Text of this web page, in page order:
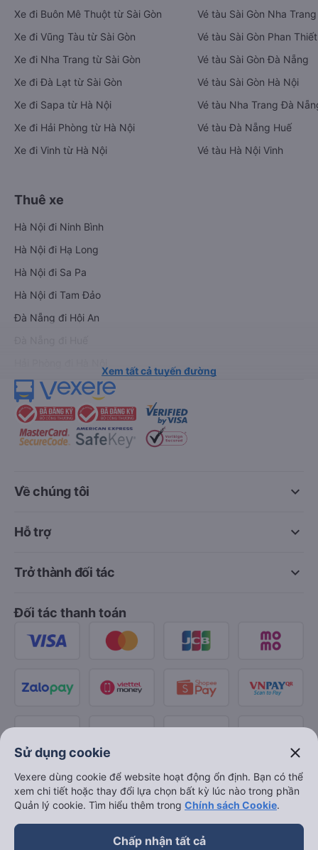
Xe đi Buôn Mê Thuột từ Sài Gòn
Xe đi Vũng Tàu từ Sài Gòn
Xe đi Nha Trang từ Sài Gòn
Xe đi Đà Lạt từ Sài Gòn
Xe đi Sapa từ Hà Nội
Xe đi Hải Phòng từ Hà Nội
Xe đi Vinh từ Hà Nội
Vé tàu Sài Gòn Nha Trang
Vé tàu Sài Gòn Phan Thiết
Vé tàu Sài Gòn Đà Nẵng
Vé tàu Sài Gòn Hà Nội
Vé tàu Nha Trang Đà
Vé tàu Đà Nẵng Huế
Vé tàu Hà Nội Vinh
Thuê xe
Hà Nội đi Ninh Bình
Hà Nội đi Hạ Long
Hà Nội đi Sa Pa
Hà Nội đi Tam Đảo
Đà Nẵng đi Hội An
Xem tất cả tuyến đường
keyboard_arrow_down
Về chúng tôi
keyboard_arrow_down
Hỗ trợ
keyboard_arrow_down
Trở thành đối tác
Đối tác thanh toán
Sử dụng cookie close
Vexere dùng cookie để website hoạt động ổn định. Bạn có thể
xem chi tiết hoặc thay đổi lựa chọn bất kỳ lúc nào trong phần
Quản lý cookie. Tìm hiểu thêm trong Chính sách Cookie.
Chấp nhận tất cả